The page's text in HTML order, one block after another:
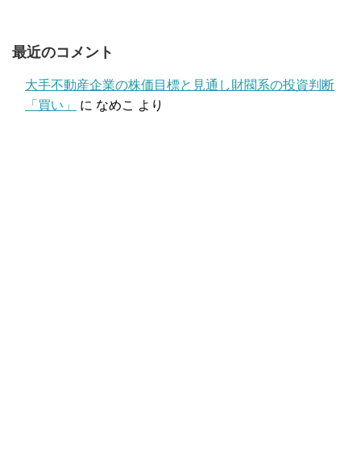
最近のコメント
大手不動産企業の株価目標と見通し財閥系の投資判断
「買い」
に なめこ より